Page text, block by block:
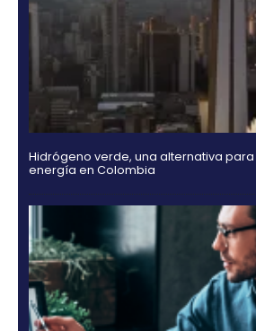
OTROS
Guía Legal 2025 para Invertir